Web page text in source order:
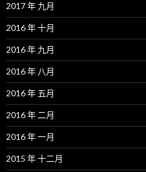
2017 年 九月
2016 年 十月
2016 年 九月
2016 年 八月
2016 年 五月
2016 年 二月
2016 年 一月
2015 年 十二月